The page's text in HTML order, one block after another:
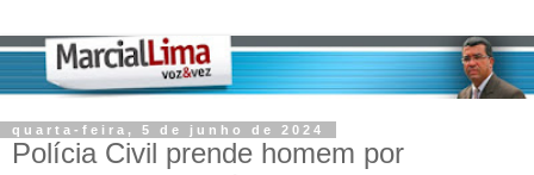
quarta-feira, 5 de junho de 2024
Polícia Civil prende homem por